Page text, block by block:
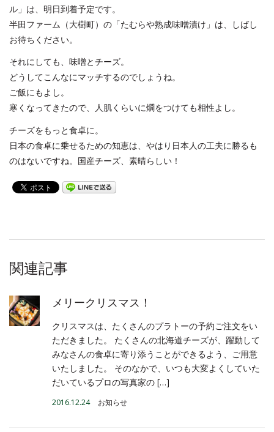
ル」は、明日到着予定です。
半田ファーム（大樹町）の「たむらや熟成味噌漬け」は、しばし
お待ちください。
それにしても、味噌とチーズ。
どうしてこんなにマッチするのでしょうね。
ご飯にもよし。
寒くなってきたので、人肌くらいに燗をつけても相性よし。
チーズをもっと食卓に。
日本の食卓に乗せるための知恵は、やはり日本人の工夫に勝るも
のはないですね。国産チーズ、素晴らしい！
関連記事
メリークリスマス！
クリスマスは、たくさんのプラトーの予約ご注文をい
ただきました。 たくさんの北海道チーズが、躍動して
みなさんの食卓に寄り添うことができるよう、ご用意
いたしました。 そのなかで、いつも大変よくしていた
だいているプロの写真家の […]
2016.12.24 お知らせ